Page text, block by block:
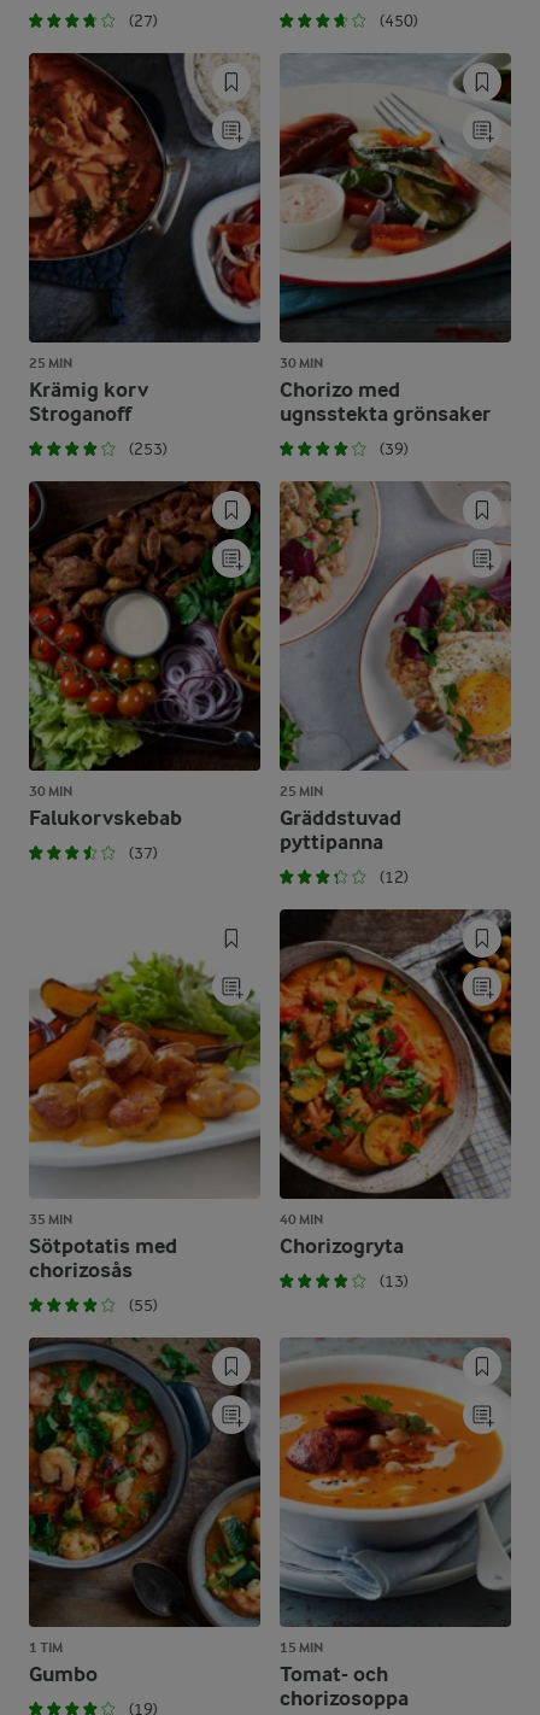
(27) (450)
25 MIN
Krämig korv
Stroganoff
(253)
30 MIN
Chorizo med
ugnsstekta grönsaker
(39)
30 MIN
Falukorvskebab
(37)
25 MIN
Gräddstuvad
pyttipanna
(12)
35 MIN
Sötpotatis med
chorizosås
(55)
40 MIN
Chorizogryta
(13)
1 TIM
Gumbo
(19)
15 MIN
Tomat- och
chorizosoppa